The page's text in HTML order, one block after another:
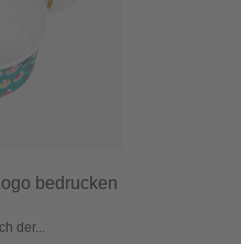
bedrucken
der...